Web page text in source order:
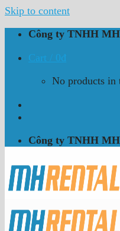
Skip to content
Công ty TNHH
Cart / 0₫
No products in
Công ty TNHH